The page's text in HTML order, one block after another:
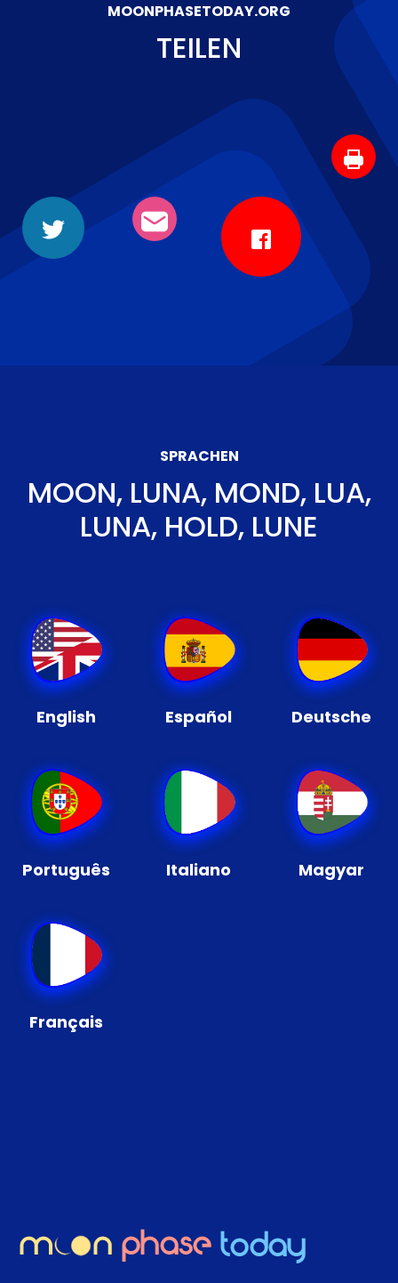
MOONPHASETODAY.ORG
TEILEN
SPRACHEN
MOON, LUNA, MOND, LUA,
LUNA, HOLD, LUNE
English Español Deutsche
Português Italiano Magyar
Français